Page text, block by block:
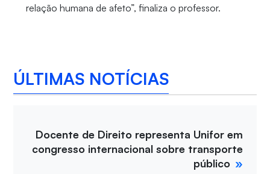
relação humana de afeto”, finaliza o professor.
ÚLTIMAS NOTÍCIAS
Docente de Direito representa Unifor em
congresso internacional sobre transporte
público